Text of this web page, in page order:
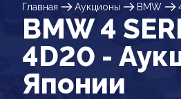
Главная Аукционы BMW
BMW 4
4D20 -
Японии